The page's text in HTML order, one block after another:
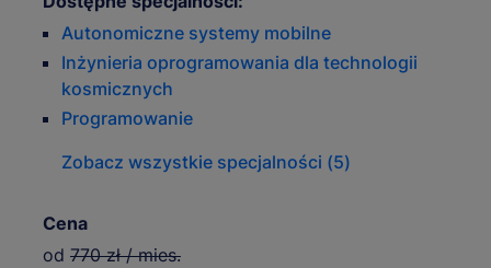
Autonomiczne systemy mobilne
Inżynieria oprogramowania dla technologii
kosmicznych
Programowanie
Zobacz wszystkie specjalności (5)
Cena
od 770 zł / mies.